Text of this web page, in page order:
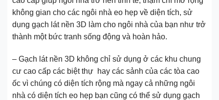
không gian cho các ngôi nhà eo hẹp về diện tích, sử
dụng gạch lát nền 3D làm cho ngôi nhà của bạn như trở
thành một bức tranh sống động và hoàn hảo.
– Gạch lát nền 3D không chỉ sử dụng ở các khu chung
cư cao cấp các biệt thự hay các sảnh của các tòa cao
ốc vì chúng có diện tích rộng mà ngay cả những ngôi
nhà có diện tích eo hẹp bạn cũng có thể sử dụng gạch